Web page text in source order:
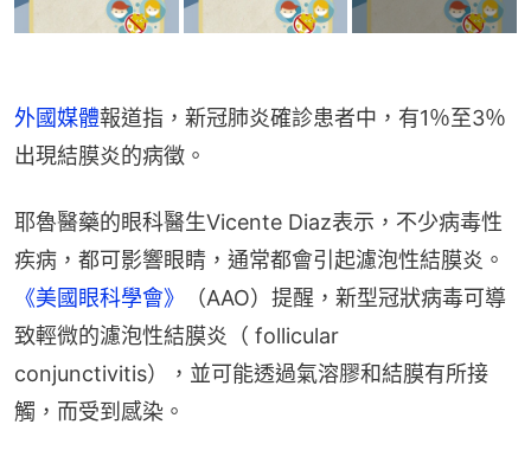
外國媒體報道指，新冠肺炎確診患者中，有1％至3％
出現結膜炎的病徵。
耶魯醫藥的眼科醫生Vicente Diaz表示，不少病毒性
疾病，都可影響眼睛，通常都會引起濾泡性結膜炎。
《美國眼科學會》
（AAO）提醒，新型冠狀病毒可導
致輕微的濾泡性結膜炎（ follicular
conjunctivitis），並可能透過氣溶膠和結膜有所接
觸，而受到感染。